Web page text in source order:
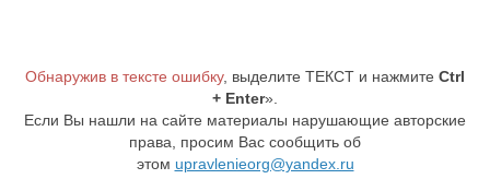
Обнаружив в тексте ошибку, выделите ТЕКСТ и нажмите Ctrl
+ Enter».
Если Вы нашли на сайте материалы нарушающие авторские
права, просим Вас сообщить об
этом upravlenieorg@yandex.ru